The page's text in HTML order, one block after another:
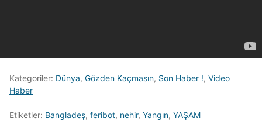
Kategoriler: Dünya, Gözden Kaçmasın, Son Haber !, Video
Haber
Etiketler: Bangladeş, feribot, nehir, Yangın, YAŞAM